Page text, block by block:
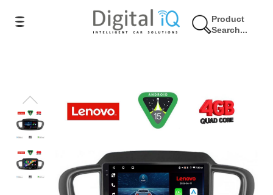
Product
Search...
9% Έκπτωση